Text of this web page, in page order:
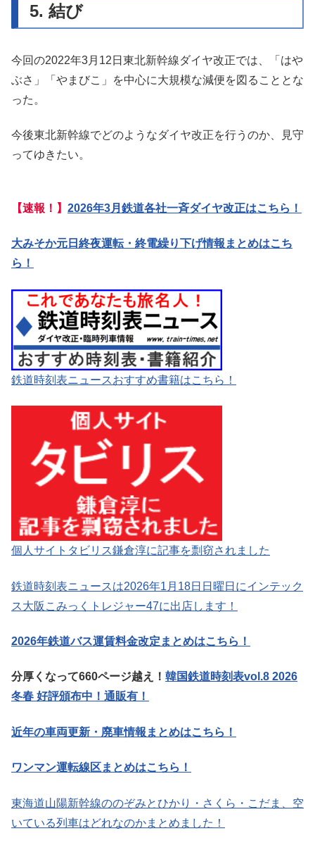
5. 結び
今回の2022年3月12日東北新幹線ダイヤ改正では、「はや
ぶさ」「やまびこ」を中心に大規模な減便を図ることとな
った。
今後東北新幹線でどのようなダイヤ改正を行うのか、見守
ってゆきたい。
【速報！】 2026年3月鉄道各社一斉ダイヤ改正はこちら！
大みそか元日終夜運転・終電繰り下げ情報まとめはこち
ら！
鉄道時刻表ニュースおすすめ書籍はこちら！
個人サイトタビリス鎌倉淳に記事を剽窃されました
鉄道時刻表ニュースは2026年1月18日日曜日にインテック
ス大阪こみっくトレジャー47に出店します！
2026年鉄道バス運賃料金改定まとめはこちら！
分厚くなって660ページ越え！ 韓国鉄道時刻表vol.8 2026
冬春 好評頒布中！通販有！
近年の車両更新・廃車情報まとめはこちら！
ワンマン運転線区まとめはこちら！
東海道山陽新幹線ののぞみとひかり・さくら・こだま、空
いている列車はどれなのかまとめました！